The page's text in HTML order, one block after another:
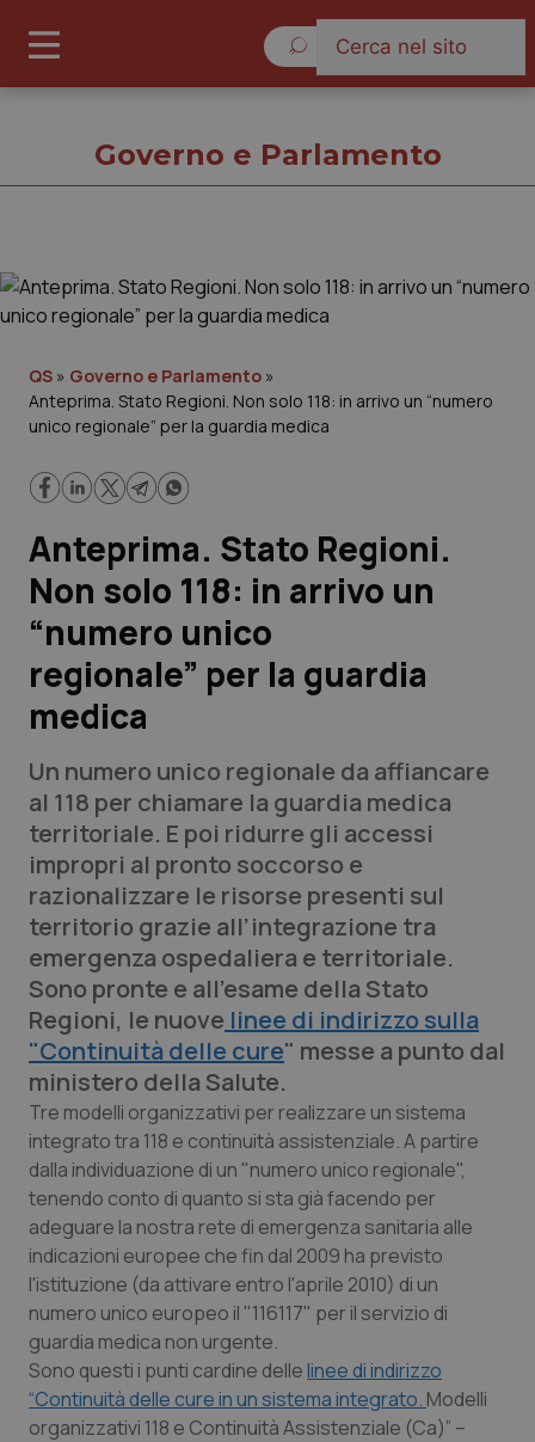
Governo e Parlamento
Regioni e Asl
Lavoro e Professioni
Scienza e Farmaci
Studi e Analisi
Lettere al direttore
Edizioni Regionali
QS Pro
Professionisti Sanitari.AI
Abruzzo
Basilicata
Calabria
Campania
Emilia-Romagna
Friuli Venezia Giulia
Lazio
Liguria
QS Pro Gold
Artrite & artrosi
Asma & BPCO
Car-T
Colesterolo & coronaropatie
Dermatite Atopica
Diabete & glucometri
Disturbi dell’umore
QS Club Newsletter
Governo e Parlamento
QS » Governo e Parlamento »
Anteprima. Stato Regioni. Non solo 118: in arrivo un “numero
unico regionale” per la guardia medica
Anteprima. Stato Regioni.
Non solo 118: in arrivo un
“numero unico
regionale” per la guardia
medica
Un numero unico regionale da affiancare
al 118 per chiamare la guardia medica
territoriale. E poi ridurre gli accessi
impropri al pronto soccorso e
razionalizzare le risorse presenti sul
territorio grazie all’integrazione tra
emergenza ospedaliera e territoriale.
Sono pronte e all'esame della Stato
Regioni, le nuove linee di indirizzo sulla
"Continuità delle cure" messe a punto dal
ministero della Salute.
Tre modelli organizzativi per realizzare un sistema
integrato tra 118 e continuità assistenziale. A partire
dalla individuazione di un "numero unico regionale",
tenendo conto di quanto si sta già facendo per
adeguare la nostra rete di emergenza sanitaria alle
indicazioni europee che fin dal 2009 ha previsto
l'istituzione (da attivare entro l'aprile 2010) di un
numero unico europeo il "116117" per il servizio di
guardia medica non urgente.
Sono questi i punti cardine dellelinee di indirizzo
“Continuità delle cure in un sistema integrato. Modelli
organizzativi 118 e Continuità Assistenziale (Ca)” –